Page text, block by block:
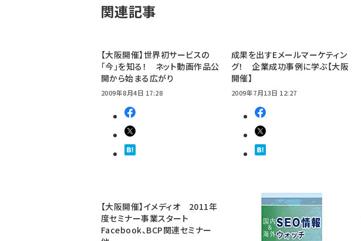
関連記事
【大阪開催】世界初サービスの
「今」を知る！ ネット動画作品公
開から始まる広がり
2009年8月4日 17:28
成果を出すEメールマーケティン
グ！ 企業成功事例に学ぶ【大阪
開催】
2009年7月13日 12:27
【大阪開催】イメディオ 2011年
度セミナー事業スタート
Facebook、BCP関連セミナー